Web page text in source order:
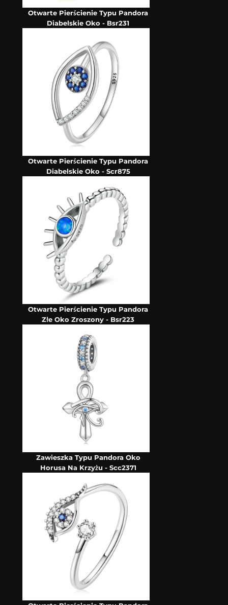
Otwarte Pierścienie Typu Pandora
Diabelskie Oko - Bsr231
Otwarte Pierścienie Typu Pandora
Diabelskie Oko - Scr875
Otwarte Pierścienie Typu Pandora
Złe Oko Zroszony - Bsr223
Zawieszka Typu Pandora Oko
Horusa Na Krzyżu - Scc2371